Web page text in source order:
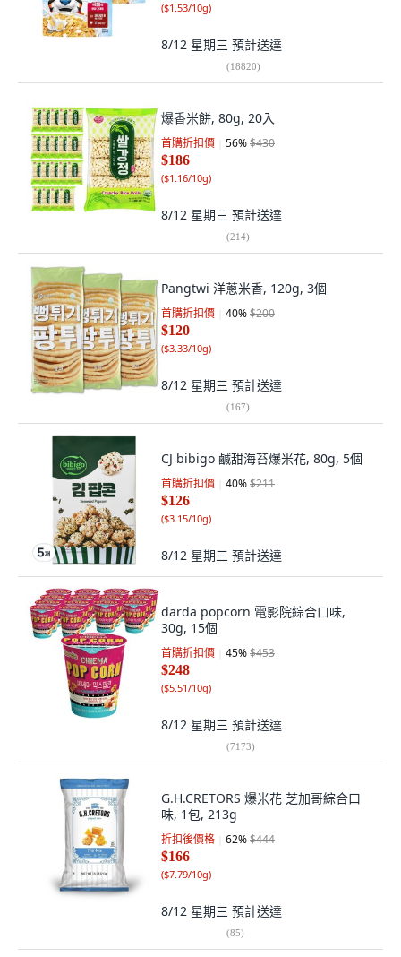
($1.53/10g)
8/12 星期三 預計送達
(18820)
爆香米餅, 80g, 20入
首購折扣價 56%$430
$186
($1.16/10g)
8/12 星期三 預計送達
(214)
Pangtwi 洋蔥米香, 120g, 3個
首購折扣價 40%$200
$120
($3.33/10g)
8/12 星期三 預計送達
(167)
CJ bibigo 鹹甜海苔爆米花, 80g, 5個
首購折扣價 40%$211
$126
($3.15/10g)
8/12 星期三 預計送達
darda popcorn 電影院綜合口味,
30g, 15個
首購折扣價 45%$453
$248
($5.51/10g)
8/12 星期三 預計送達
(7173)
G.H.CRETORS 爆米花 芝加哥綜合口
味, 1包, 213g
折扣後價格 62%$444
$166
($7.79/10g)
8/12 星期三 預計送達
(85)